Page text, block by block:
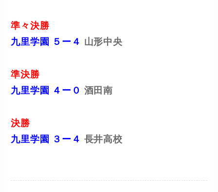
準々決勝
九里学園
５ー４ 山形中央
準決勝
九里学園 ４ー０ 酒田南
決勝
九里学園 ３ー４ 長井高校